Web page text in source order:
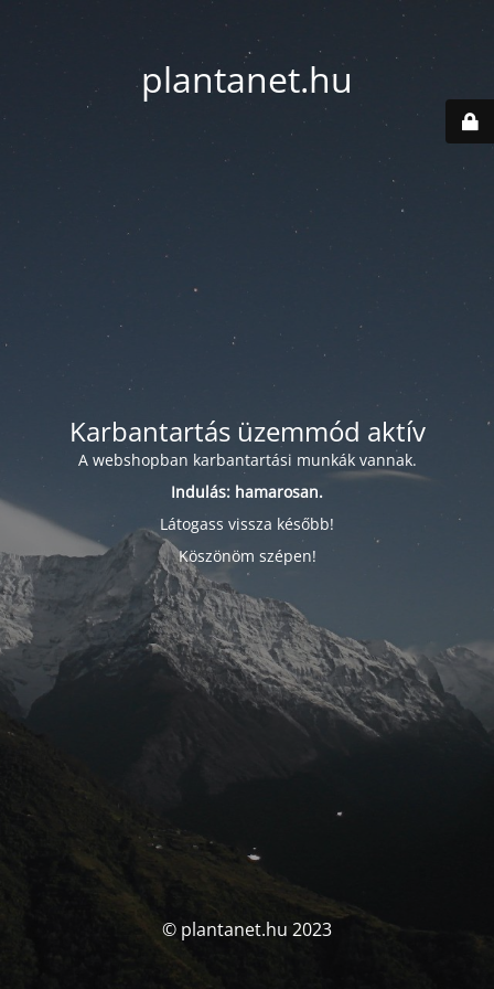
plantanet.hu
Karbantartás üzemmód aktív
A webshopban karbantartási munkák vannak.
Indulás: hamarosan.
Látogass vissza később!
Köszönöm szépen!
© plantanet.hu 2023